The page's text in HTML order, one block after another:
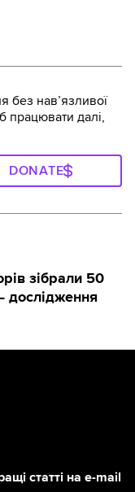
без навʼязливої
працювати далі,
DONATE
зібрали 50
дослідження
статті на e-mail